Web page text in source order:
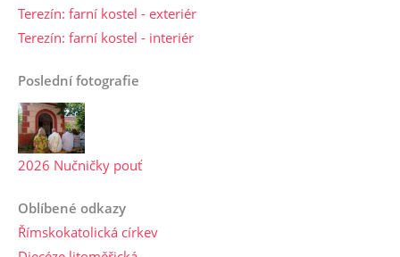
Terezín: farní kostel - exteriér
Terezín: farní kostel - interiér
Poslední fotografie
2026 Nučničky pouť
Oblíbené odkazy
Římskokatolická církev